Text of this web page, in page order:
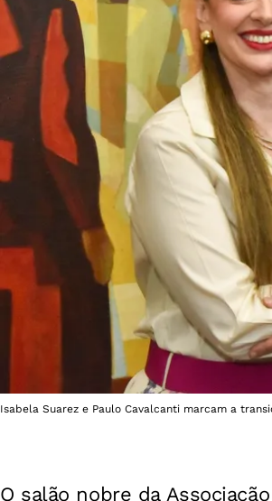
Isabela Suarez e Paulo Cavalcanti marcam a
O salão nobre da